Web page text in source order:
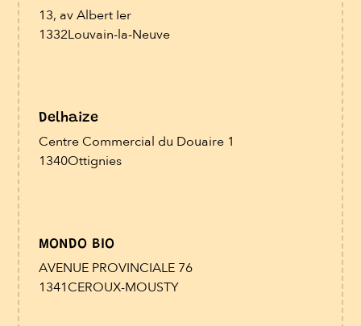
13, av Albert Ier
1332Louvain-la-Neuve
Delhaize
Centre Commercial du Douaire 1
1340Ottignies
MONDO BIO
AVENUE PROVINCIALE 76
1341CEROUX-MOUSTY